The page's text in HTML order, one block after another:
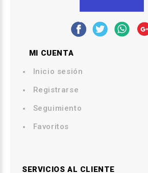
MI CUENTA
Inicio sesión
Registrarse
Seguimiento
Favoritos
SERVICIOS AL CLIENTE